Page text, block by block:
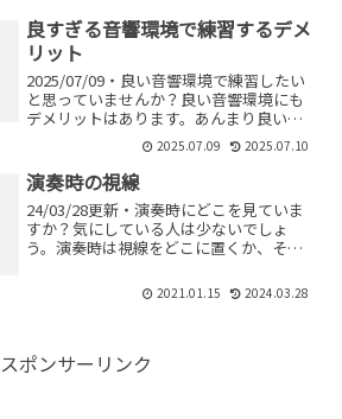
良すぎる音響環境で練習するデメ
リット
2025/07/09・良い音響環境で練習したい
と思っていませんか？良い音響環境にも
デメリットはあります。あんまり良い環
境に慣れると大失敗につながりかねませ
ん。どういうことか？対処法は？詳しく
解説します。
2025.07.09 2025.07.10
演奏時の視線
24/03/28更新・演奏時にどこを見ていま
すか？気にしている人は少ないでしょ
う。演奏時は視線をどこに置くか、そし
けでも演奏力が向上します。注意点とコ
ツを解説します。
2021.01.15 2024.03.28
スポンサーリンク